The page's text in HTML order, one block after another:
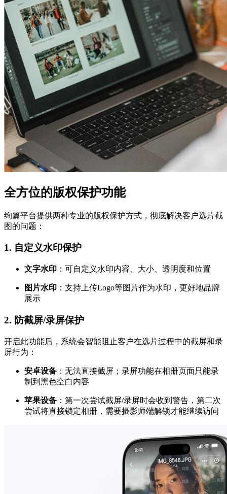
全方位的版权保护功能
绚篇平台提供两种专业的版权保护方式，彻底解决客户选片截
图的问题：
1. 自定义水印保护
文字水印 ：可自定义水印内容、大小、透明度和位置
图片水印 ：支持上传Logo等图片作为水印，更好地品牌
展示
2. 防截屏/录屏保护
开启此功能后，系统会智能阻止客户在选片过程中的截屏和录
屏行为：
安卓设备 ：无法直接截屏；录屏功能在相册页面只能录
制到黑色空白内容
苹果设备 ：第一次尝试截屏/录屏时会收到警告，第二次
尝试将直接锁定相册，需要摄影师端解锁才能继续访问